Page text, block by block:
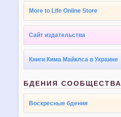
More to Life Online Store
Сайт издательства
Книги Кима Майклса в Украине
БДЕНИЯ СООБЩЕСТВА
Воскресные бдения